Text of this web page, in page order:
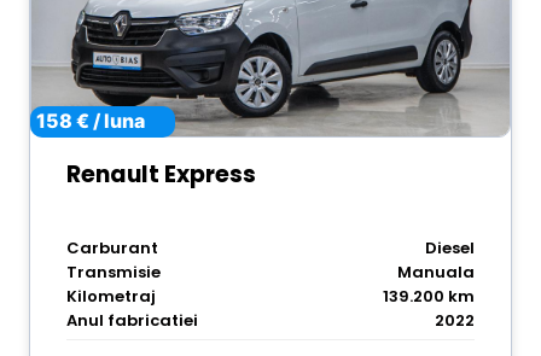
158 € / luna
Renault Express
Carburant
Diesel
Transmisie
Manuala
Kilometraj
139.200 km
Anul fabricatiei
2022